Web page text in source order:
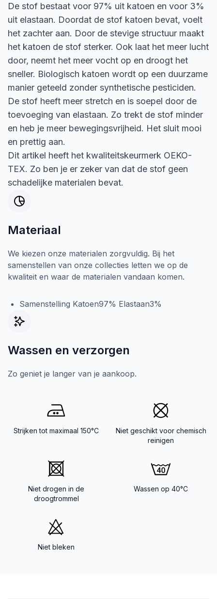
De stof bestaat voor 97% uit katoen en voor 3%
uit elastaan. Doordat de stof katoen bevat, voelt
het zachter aan. Door de stevige structuur maakt
het katoen de stof sterker. Ook laat het meer lucht
door, neemt het meer vocht op en droogt het
sneller. Biologisch katoen wordt op een duurzame
manier geteeld zonder synthetische pesticiden.
De stof heeft meer stretch en is soepel door de
toevoeging van elastaan. Zo trekt de stof minder
en heb je meer bewegingsvrijheid. Het sluit mooi
en prettig aan.
Dit artikel heeft het kwaliteitskeurmerk OEKO-
TEX. Zo ben je er zeker van dat de stof geen
schadelijke materialen bevat.
Materiaal
We kiezen onze materialen zorgvuldig. Bij het
samenstellen van onze collecties letten we op de
kwaliteit en waar de materialen vandaan komen.
Samenstelling Katoen97% Elastaan3%
Wassen en verzorgen
Zo geniet je langer van je aankoop.
Strijken tot maximaal 150°C
Niet geschikt voor chemisch
reinigen
Niet drogen in de
droogtrommel
Wassen op 40°C
Niet bleken